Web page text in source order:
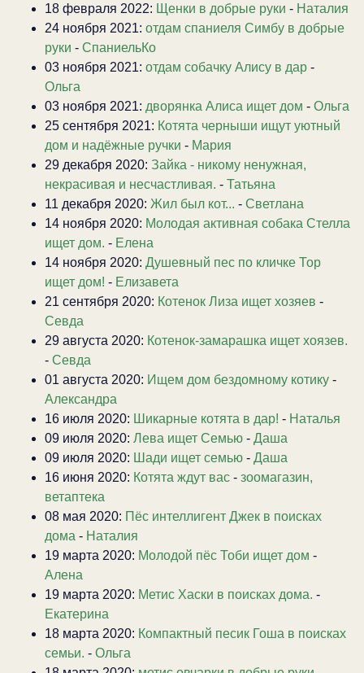
18 февраля 2022: Щенки в добрые руки - Наталия
24 ноября 2021: отдам спаниеля Симбу в добрые
руки - СпаниельКо
03 ноября 2021: отдам собачку Алису в дар -
Ольга
03 ноября 2021: дворянка Алиса ищет дом - Ольга
25 сентября 2021: Котята черныши ищут уютный
дом и надёжные ручки - Мария
29 декабря 2020: Зайка - никому ненужная,
некрасивая и несчастливая. - Татьяна
11 декабря 2020: Жил был кот... - Светлана
14 ноября 2020: Молодая активная собака Стелла
ищет дом. - Елена
14 ноября 2020: Душевный пес по кличке Тор
ищет дом! - Елизавета
21 сентября 2020: Котенок Лиза ищет хозяев -
Севда
29 августа 2020: Котенок-замарашка ищет хоязев.
- Севда
01 августа 2020: Ищем дом бездомному котику -
Александра
16 июля 2020: Шикарные котята в дар! - Наталья
09 июля 2020: Лева ищет Семью - Даша
09 июля 2020: Шади ищет семью - Даша
16 июня 2020: Котята ждут вас - зоомагазин,
ветаптека
08 мая 2020: Пёс интеллигент Джек в поисках
дома - Наталия
19 марта 2020: Молодой пёс Тоби ищет дом -
Алена
19 марта 2020: Метис Хаски в поисках дома. -
Екатерина
18 марта 2020: Компактный песик Гоша в поисках
семьи. - Ольга